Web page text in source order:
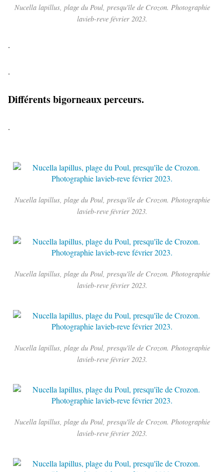
Nucella lapillus, plage du Poul, presqu'île de Crozon. Photographie
lavieb-reve février 2023.
.
.
Différents bigorneaux perceurs.
.
Nucella lapillus, plage du Poul, presqu'île de Crozon. Photographie
lavieb-reve février 2023.
Nucella lapillus, plage du Poul, presqu'île de Crozon. Photographie
lavieb-reve février 2023.
Nucella lapillus, plage du Poul, presqu'île de Crozon. Photographie
lavieb-reve février 2023.
Nucella lapillus, plage du Poul, presqu'île de Crozon. Photographie
lavieb-reve février 2023.